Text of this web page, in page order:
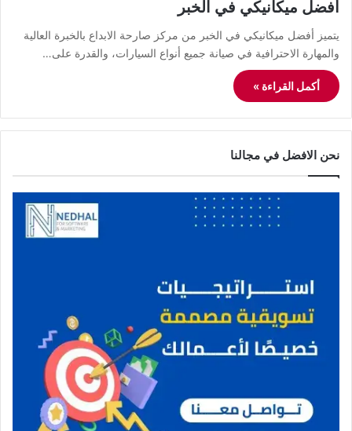
أفضل ميكانيكي في الخبر
يتميز أفضل ميكانيكي في الخبر من مركز صارحة الابداع بالخبرة العالية
والمهارة الاحترافية في صيانة جميع أنواع السيارات، والقدرة على…
أكمل القراءة »
نحن الافضل في مجالنا